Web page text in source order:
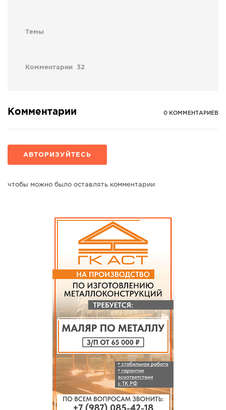
Темы
Комментарии 32
Комментарии 0 КОММЕНТАРИЕВ
АВТОРИЗУЙТЕСЬ
чтобы можно было оставлять комментарии